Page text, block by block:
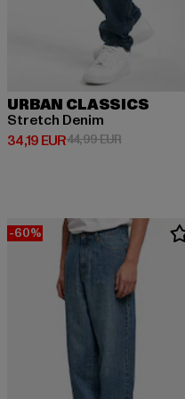
URBAN CLASSICS
Stretch Denim
34,19 EUR
Derzeitiger Preis: 34,19 EUR
44,99 EUR
-60%